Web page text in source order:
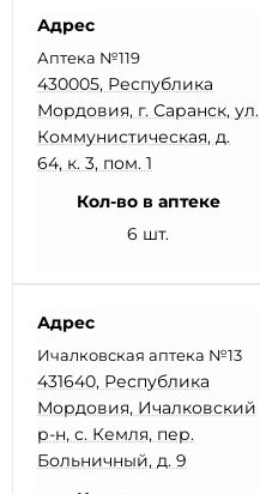
Адрес
Аптека №119
430005, Республика
Мордовия, г. Саранск, ул.
Коммунистическая, д.
64, к. 3, пом. 1
Кол-во в аптеке
6 шт.
Адрес
Ичалковская аптека №13
431640, Республика
Мордовия, Ичалковский
р-н, с. Кемля, пер.
Больничный, д. 9